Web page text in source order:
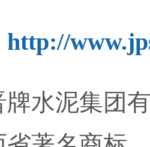
http://
牌水泥集团